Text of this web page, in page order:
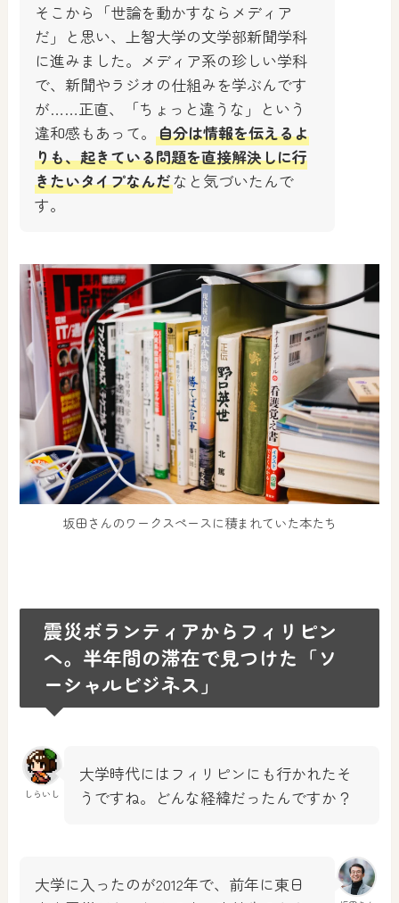
そこから「世論を動かすならメディア
だ」と思い、上智大学の文学部新聞学科
に進みました。メディア系の珍しい学科
で、新聞やラジオの仕組みを学ぶんです
が……正直、「ちょっと違うな」という
違和感もあって。自分は情報を伝えるよ
りも、起きている問題を直接解決しに行
きたいタイプなんだなと気づいたんで
す。
坂田さんのワークスペースに積まれていた本たち
震災ボランティアからフィリピン
へ。半年間の滞在で見つけた「ソ
ーシャルビジネス」
しらいし
大学時代にはフィリピンにも行かれたそ
うですね。どんな経緯だったんですか？
大学に入ったのが2012年で、前年に東日